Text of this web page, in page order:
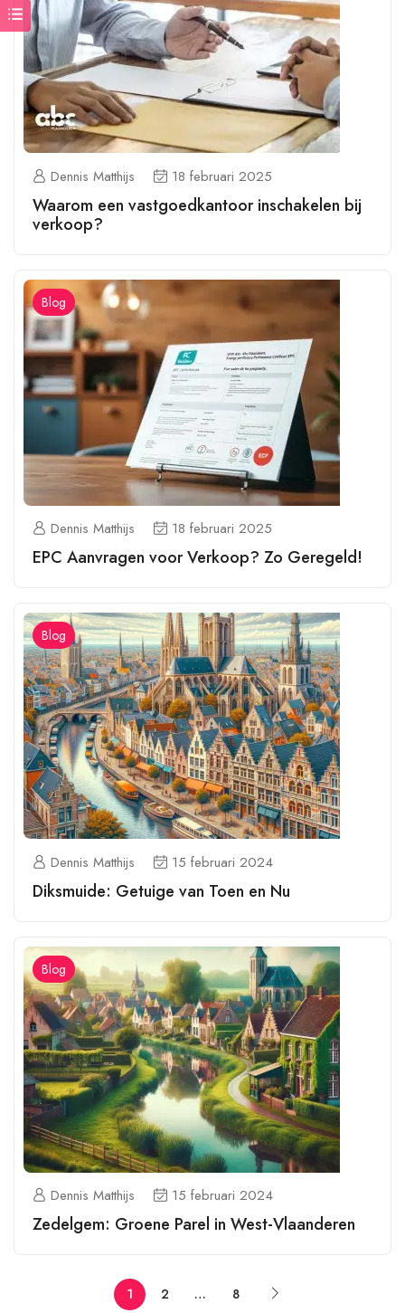
Dennis Matthijs 18 februari 2025
Waarom een vastgoedkantoor inschakelen bij
verkoop?
Blog
Dennis Matthijs 18 februari 2025
EPC Aanvragen voor Verkoop? Zo Geregeld!
Blog
Dennis Matthijs 15 februari 2024
Diksmuide: Getuige van Toen en Nu
Blog
Dennis Matthijs 15 februari 2024
Zedelgem: Groene Parel in West-Vlaanderen
1 2 … 8